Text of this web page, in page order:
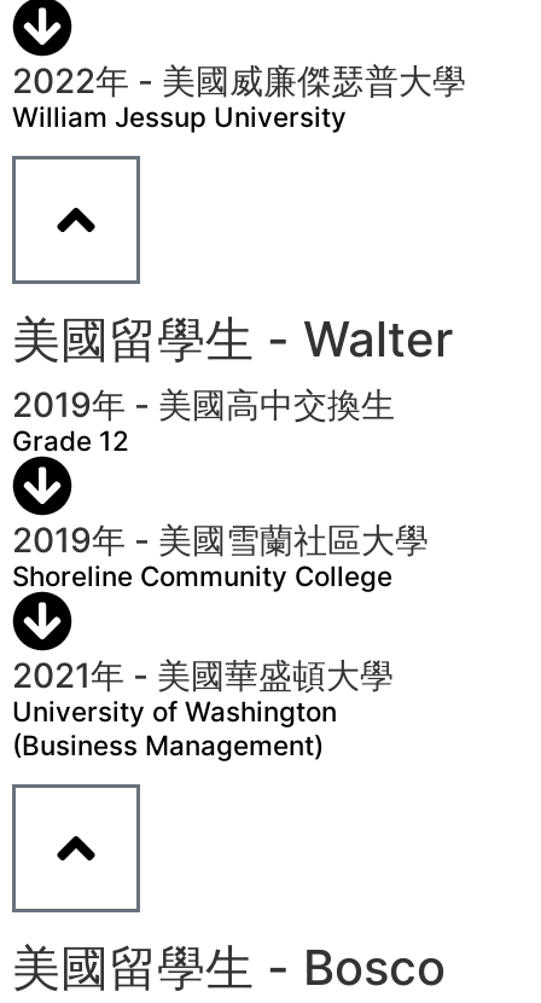
2022年 - 美國威廉傑瑟普大學
William Jessup University
美國留學生 - Walter
2019年 - 美國高中交換生
Grade 12
2019年 - 美國雪蘭社區大學
Shoreline Community College
2021年 - 美國華盛頓大學
University of Washington
(Business Management)
美國留學生 - Bosco